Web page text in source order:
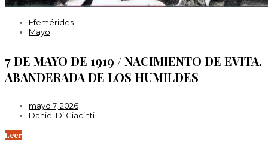
Efemérides
Mayo
7 DE MAYO DE 1919 / NACIMIENTO DE EVITA.
ABANDERADA DE LOS HUMILDES
mayo 7, 2026
Daniel Di Giacinti
Leer